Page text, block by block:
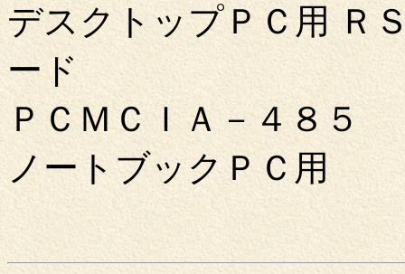
デスクトップＰＣ用 Ｒ
ード
ＰＣＭＣＩＡ－４８５
ノートブックＰＣ用